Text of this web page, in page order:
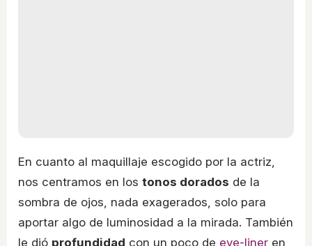
En cuanto al maquillaje escogido por la actriz,
nos centramos en los tonos dorados de la
sombra de ojos, nada exagerados, solo para
aportar algo de luminosidad a la mirada. También
le dió profundidad con un poco de eye-liner en